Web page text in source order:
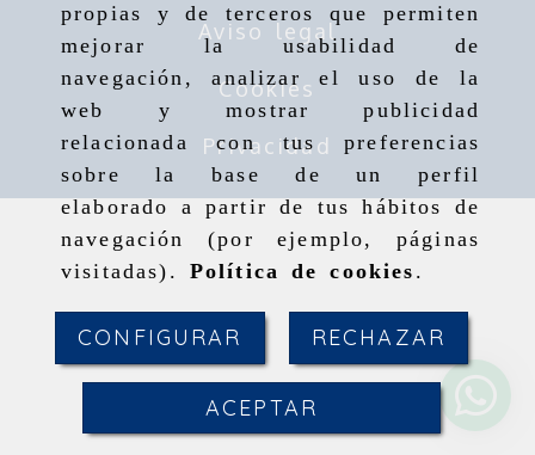
propias y de terceros que permiten
mejorar la usabilidad de
navegación, analizar el uso de la
web y mostrar publicidad
relacionada con tus preferencias
sobre la base de un perfil
elaborado a partir de tus hábitos de
navegación (por ejemplo, páginas
visitadas). Política de cookies .
CONFIGURAR RECHAZAR
ACEPTAR
Aviso legal
Cookies
Privacidad